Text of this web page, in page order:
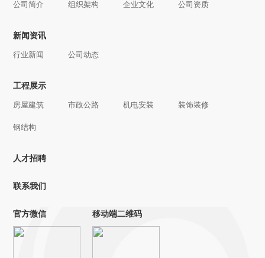
公司简介 组织架构 企业文化 公司资质
新闻资讯
行业新闻 公司动态
工程展示
房屋建筑 市政公路 机电安装 装饰装修
钢结构
人才招聘
联系我们
官方微信 移动端二维码